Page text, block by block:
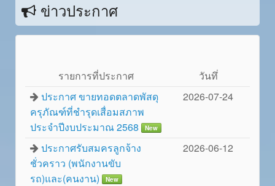
ข่าวประกาศ
รายการที่ประกาศ
วันทึ่
ประกาศ ขายทอดตลาดพัสดุ
ครุภัณฑ์ที่ชำรุดเสื่อมสภาพ
ประจำปีงบประมาณ 2568
New
2026-07-24
ประกาศรับสมครลูกจ้าง
ชั่วคราว (พนักงานขับ
รถ)และ(คนงาน)
New
2026-06-12